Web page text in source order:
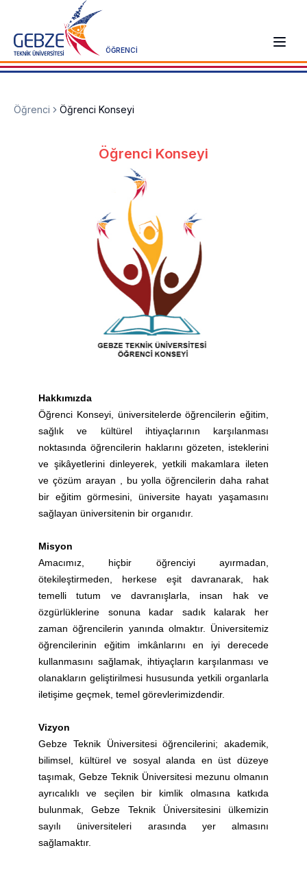
ÖĞRENCİ
Öğrenci Öğrenci Konseyi
Öğrenci Konseyi
Hakkımızda
Öğrenci Konseyi, üniversitelerde öğrencilerin eğitim,
sağlık ve kültürel ihtiyaçlarının karşılanması
noktasında öğrencilerin haklarını gözeten, isteklerini
ve şikâyetlerini dinleyerek, yetkili makamlara ileten
ve çözüm arayan , bu yolla öğrencilerin daha rahat
bir eğitim görmesini, üniversite hayatı yaşamasını
sağlayan üniversitenin bir organıdır.
Misyon
Amacımız, hiçbir öğrenciyi ayırmadan,
ötekileştirmeden, herkese eşit davranarak, hak
temelli tutum ve davranışlarla, insan hak ve
özgürlüklerine sonuna kadar sadık kalarak her
zaman öğrencilerin yanında olmaktır. Üniversitemiz
öğrencilerinin eğitim imkânlarını en iyi derecede
kullanmasını sağlamak, ihtiyaçların karşılanması ve
olanakların geliştirilmesi hususunda yetkili organlarla
iletişime geçmek, temel görevlerimizdendir.
Vizyon
Gebze Teknik Üniversitesi öğrencilerini; akademik,
bilimsel, kültürel ve sosyal alanda en üst düzeye
taşımak, Gebze Teknik Üniversitesi mezunu olmanın
ayrıcalıklı ve seçilen bir kimlik olmasına katkıda
bulunmak, Gebze Teknik Üniversitesini ülkemizin
sayılı üniversiteleri arasında yer almasını
sağlamaktır.